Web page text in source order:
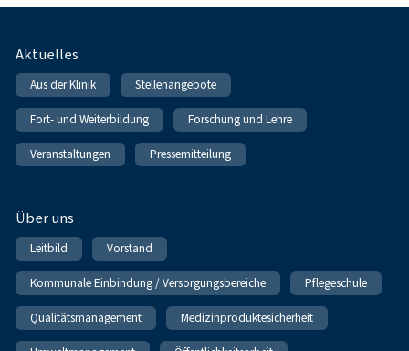
Fußnavigation
Aktuelles
Aus der Klinik Stellenangebote
Fort- und Weiterbildung Forschung und Lehre
Veranstaltungen Pressemitteilung
Über uns
Leitbild Vorstand
Kommunale Einbindung / Versorgungsbereiche Pflegeschule
Qualitätsmanagement Medizinproduktesicherheit